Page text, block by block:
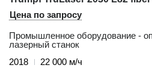
Цена по запросу
Промышленное оборудование -
лазерный станок
2018
22 000 м/ч